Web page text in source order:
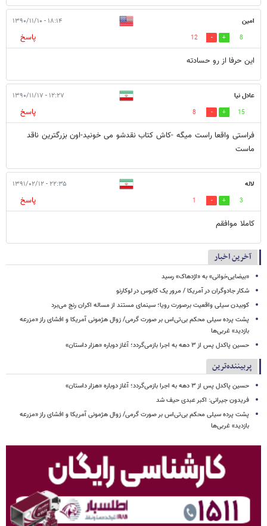
امین ۱۸:۱۴ - ۱۳۹۰/۱۱/۱۰
8
12
پاسخ
این حرفا از رو حسادته
عادل نیا ۱۲:۲۷ - ۱۳۹۰/۱۱/۱۷
15
8
پاسخ
فراستی واقعا راست میگه -کاش کتاب نقدشو می خونید-اون بزرگترین ناقد
ماست
لاله ۲۲:۳۵ - ۱۳۹۱/۰۲/۱۲
3
1
پاسخ
کاملا موافقم
آخرین اخبار
«بیضایی‌خوانی» به «اژدهاک» رسید
شکار جادوگران در آمریکا / مرور یک کابوس در لوکارنو
کوبیدن سیلی واقعیت برصورت رویا؛ سینمای مستند از مساله اکران رنج می‌برد
پشت پرده سیلی محکم بی‌تی‌اس بر صورت گرمی/ زوال هژمونی آمریکا و افشای راز «مزرعه
بازدید» غربی‌ها
حسین پاکدل پس از ۳ دهه به اجرا بازمی‌گردد؛ آغاز دوباره «هزار داستان»
پربیننده‌ترین
حسین پاکدل پس از ۳ دهه به اجرا بازمی‌گردد؛ آغاز دوباره «هزار داستان»
فریدون جیرانی: اکبر عبدی حیف شد
پشت پرده سیلی محکم بی‌تی‌اس بر صورت گرمی/ زوال هژمونی آمریکا و افشای راز «مزرعه
بازدید» غربی‌ها